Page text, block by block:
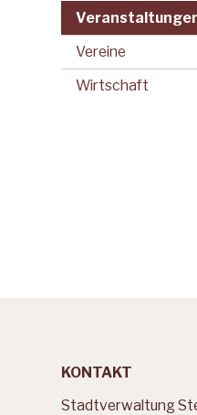
Vereine
Wirtschaft
KONTAKT
Stadtverwaltung